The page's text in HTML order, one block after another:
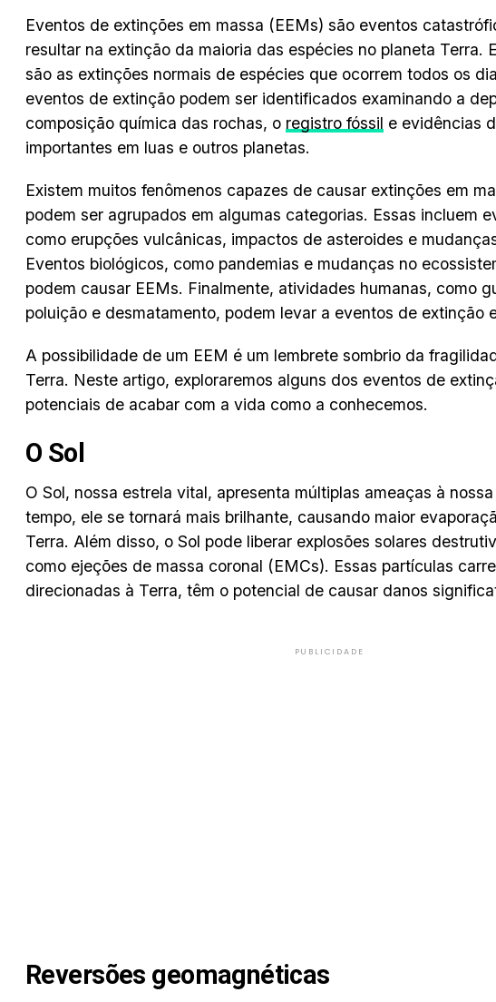
Eventos de extinções em massa (EEMs) são eventos
resultar na extinção da maioria das espécies no planeta Terra.
são as extinções normais de espécies que ocorrem todos os
eventos de extinção podem ser identificados examinando a
composição química das rochas, o registro fóssil e evidências
importantes em luas e outros planetas.
Existem muitos fenômenos capazes de causar extinções em
podem ser agrupados em algumas categorias. Essas incluem
como erupções vulcânicas, impactos de asteroides e
Eventos biológicos, como pandemias e mudanças no
podem causar EEMs. Finalmente, atividades humanas, como
poluição e desmatamento, podem levar a eventos de extinção
A possibilidade de um EEM é um lembrete sombrio da
Terra. Neste artigo, exploraremos alguns dos eventos de
potenciais de acabar com a vida como a conhecemos.
O Sol
O Sol, nossa estrela vital, apresenta múltiplas ameaças à
tempo, ele se tornará mais brilhante, causando maior
Terra. Além disso, o Sol pode liberar explosões solares
como ejeções de massa coronal (EMCs). Essas partículas
direcionadas à Terra, têm o potencial de causar danos
PUBLICIDADE
Reversões geomagnéticas